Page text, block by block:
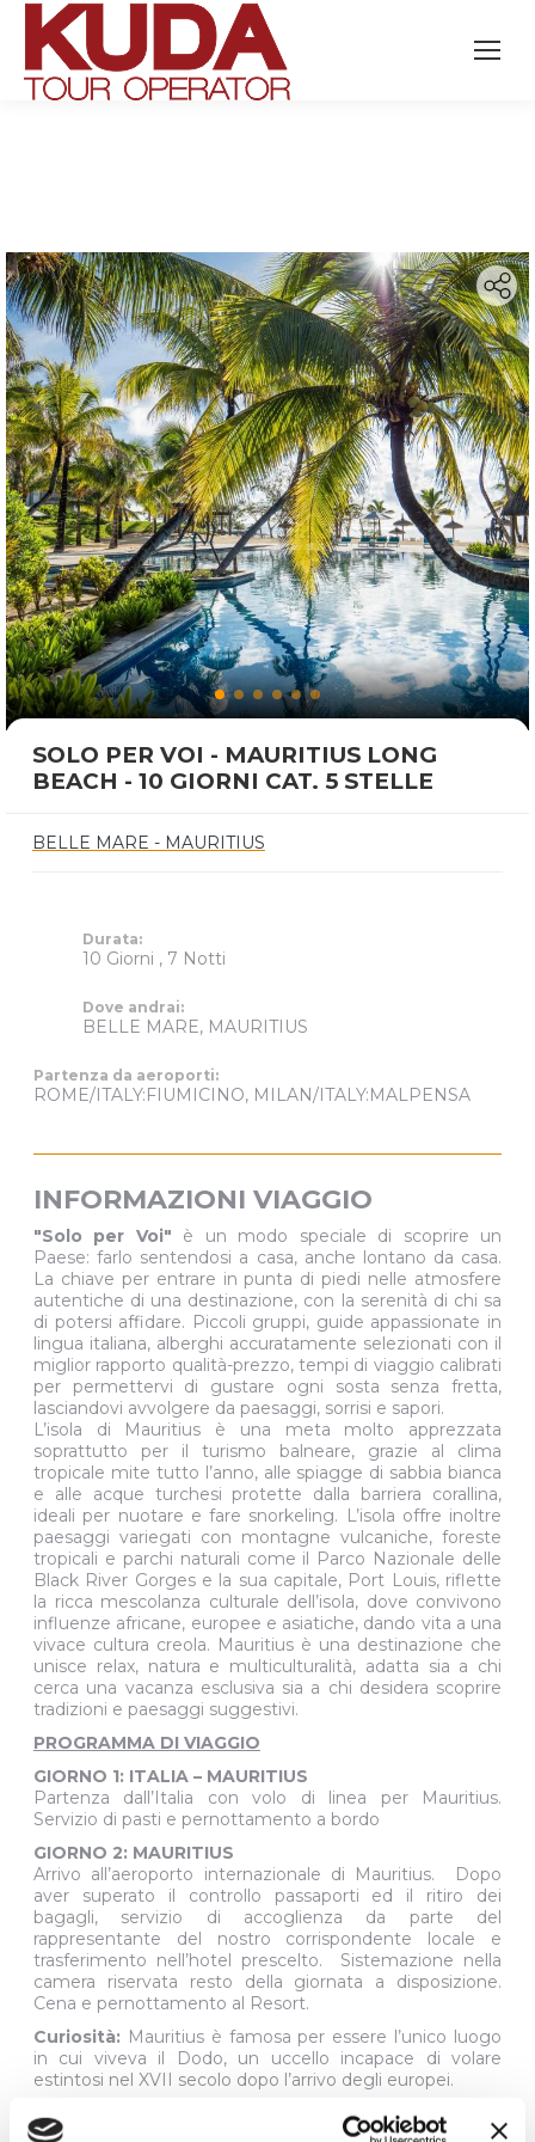
Search:
SOLO PER VOI - MAURITIUS LONG
BEACH - 10 GIORNI CAT. 5 STELLE
BELLE MARE - MAURITIUS
Durata:
10 Giorni , 7 Notti
Dove andrai:
BELLE MARE, MAURITIUS
Partenza da aeroporti:
ROME/ITALY:FIUMICINO, MILAN/ITALY:MALPENSA
INFORMAZIONI VIAGGIO
"Solo per Voi" è un modo speciale di scoprire un
Paese: farlo sentendosi a casa, anche lontano da casa.
La chiave per entrare in punta di piedi nelle atmosfere
autentiche di una destinazione, con la serenità di chi sa
di potersi affidare. Piccoli gruppi, guide appassionate in
lingua italiana, alberghi accuratamente selezionati con il
miglior rapporto qualità-prezzo, tempi di viaggio calibrati
per permettervi di gustare ogni sosta senza fretta,
lasciandovi avvolgere da paesaggi, sorrisi e sapori.
L’isola di Mauritius è una meta molto apprezzata
soprattutto per il turismo balneare, grazie al clima
tropicale mite tutto l’anno, alle spiagge di sabbia bianca
e alle acque turchesi protette dalla barriera corallina,
ideali per nuotare e fare snorkeling. L’isola offre inoltre
paesaggi variegati con montagne vulcaniche, foreste
tropicali e parchi naturali come il Parco Nazionale delle
Black River Gorges e la sua capitale, Port Louis, riflette
la ricca mescolanza culturale dell’isola, dove convivono
influenze africane, europee e asiatiche, dando vita a una
vivace cultura creola. Mauritius è una destinazione che
unisce relax, natura e multiculturalità, adatta sia a chi
cerca una vacanza esclusiva sia a chi desidera scoprire
tradizioni e paesaggi suggestivi.
PROGRAMMA DI VIAGGIO
GIORNO 1: ITALIA – MAURITIUS
Partenza dall’Italia con volo di linea per Mauritius.
Servizio di pasti e pernottamento a bordo
GIORNO 2: MAURITIUS
Arrivo all’aeroporto internazionale di Mauritius. Dopo
aver superato il controllo passaporti ed il ritiro dei
bagagli, servizio di accoglienza da parte del
rappresentante del nostro corrispondente locale e
trasferimento nell’hotel prescelto. Sistemazione nella
camera riservata resto della giornata a disposizione.
Cena e pernottamento al Resort.
Curiosità: Mauritius è famosa per essere l’unico luogo
in cui viveva il Dodo, un uccello incapace di volare
estintosi nel XVII secolo dopo l’arrivo degli europei.
GIORNO 3 – 8 : MAURITIUS
Giornate a completa disposizione da dedicare al relax,